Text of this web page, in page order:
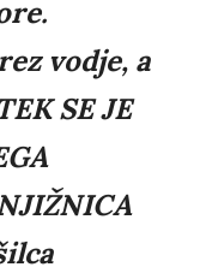
vodje, a
SE JE